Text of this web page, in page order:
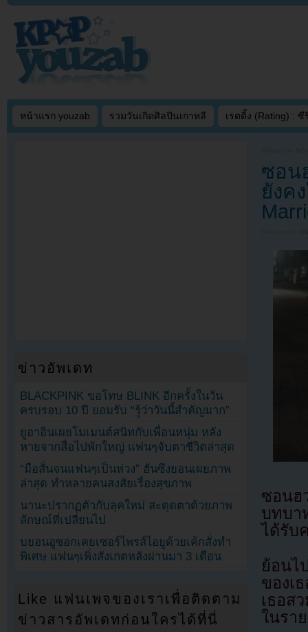
หน้าแรก youzab รวมวันเกิดศิลปินเกาหลี เรตติ้ง (Rating) : ซี
ซอน
ยังค
ซอนฮ
บทบา
ได้รับ
ย้อนไ
ของเ
เธอส
ในรา
ข่าวอัพเดท
BLACKPINK ขอโทษ BLINK อีกครั้งในวัน
ครบรอบ 10 ปี ยอมรับ “รู้ว่าวันนี้สำคัญมาก”
ยูอาอินเผยโมเมนต์สนิทกับเพื่อนหนุ่ม หลัง
หายจากสื่อไปพักใหญ่ แฟนๆจับตาชีวิตล่าสุด
“มือสั่นจนแฟนๆเป็นห่วง” ฮันซึงยอนเผยภาพ
ล่าสุด ทำหลายคนสงสัยเรื่องสุขภาพ
นานะปรากฏตัวกับลุคใหม่ สะดุดตาด้วยภาพ
ลักษณ์ที่เปลี่ยนไป
บยอนอูซอกเคยเซอร์ไพรส์ไอยูด้วยเค้กสั่งทำ
พิเศษ แฟนๆเพิ่งสังเกตหลังผ่านมา 3 เดือน
Like แฟนเพจของเราเพื่อติดตาม
ข่าวสารอัพเดทก่อนใครได้ที่นี่